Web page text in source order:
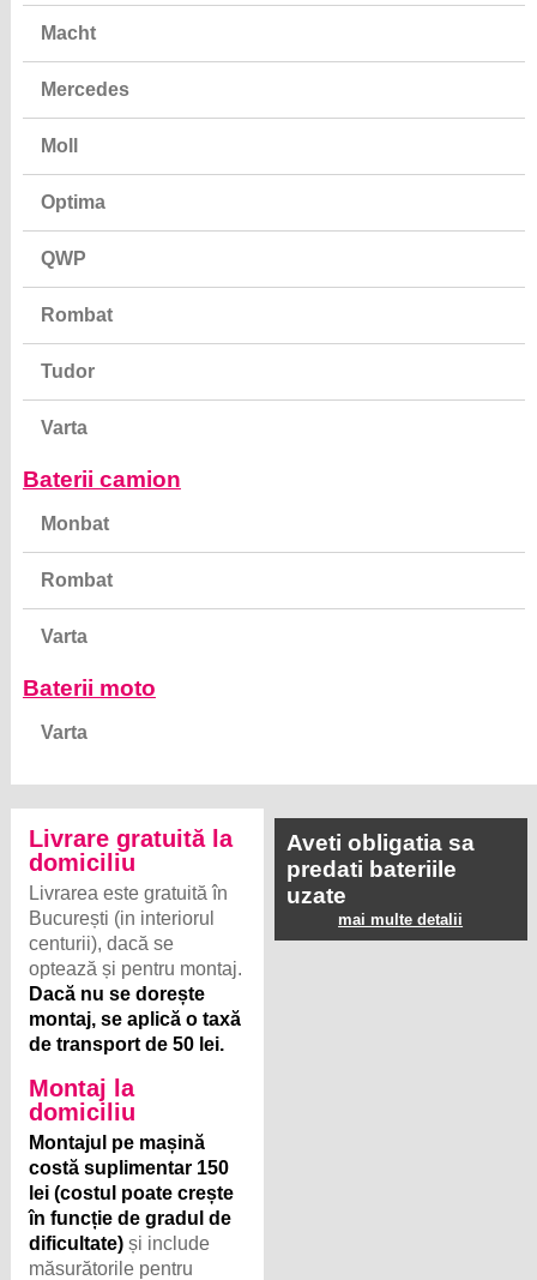
Macht
Mercedes
Moll
Optima
QWP
Rombat
Tudor
Varta
Baterii camion
Monbat
Rombat
Varta
Baterii moto
Varta
Livrare gratuită la
domiciliu
Livrarea este gratuită în
București (in interiorul
centurii), dacă se
optează și pentru montaj.
Dacă nu se dorește
montaj, se aplică o taxă
de transport de 50 lei.
Montaj la
domiciliu
Montajul pe mașină
costă suplimentar 150
lei (costul poate crește
în funcție de gradul de
dificultate) și include
măsurătorile pentru
Aveti obligatia sa
predati bateriile
uzate
mai multe detalii